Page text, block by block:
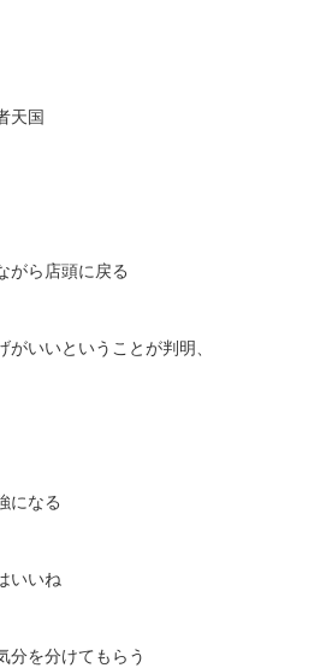
天国
がら店頭に戻る
いいということが判明、
になる
いいね
分を分けてもらう